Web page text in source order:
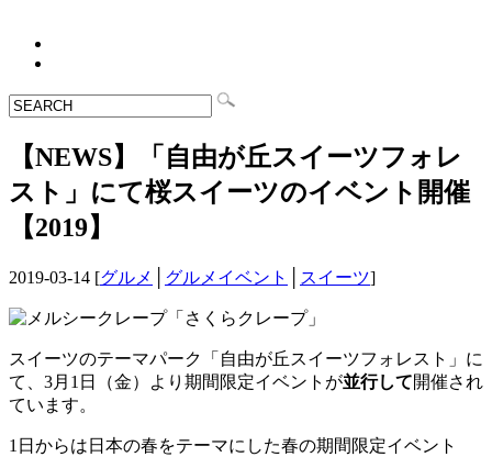
【NEWS】「自由が丘スイーツフォレ
スト」にて桜スイーツのイベント開催
【2019】
2019-03-14 [グルメ グルメイベント スイーツ]
スイーツのテーマパーク「自由が丘スイーツフォレスト」に
て、3月1日（金）より期間限定イベントが並行して開催され
ています。
1日からは日本の春をテーマにした春の期間限定イベント